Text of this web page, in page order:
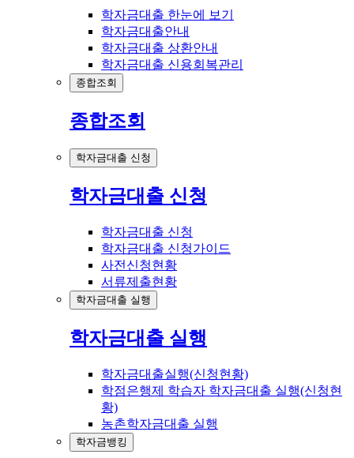
학자금대출 한눈에 보기
학자금대출안내
학자금대출 상환안내
학자금대출 신용회복관리
종합조회
종합조회
학자금대출 신청
학자금대출 신청
학자금대출 신청
학자금대출 신청가이드
사전신청현황
서류제출현황
학자금대출 실행
학자금대출 실행
학자금대출실행(신청현황)
학점은행제 학습자 학자금대출 실행(신청현
황)
농촌학자금대출 실행
학자금뱅킹